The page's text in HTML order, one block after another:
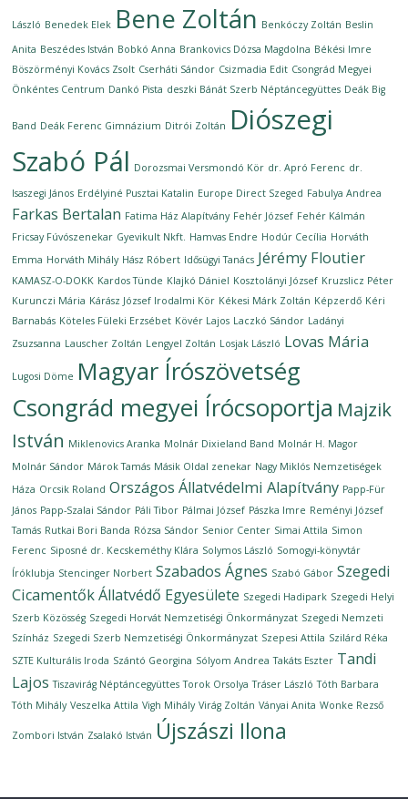
László Benedek Elek Bene Zoltán Benkóczy Zoltán Beslin
Anita Beszédes István Bobkó Anna Brankovics Dózsa Magdolna Békési Imre
Böszörményi Kovács Zsolt Cserháti Sándor Csizmadia Edit Csongrád Megyei
Önkéntes Centrum Dankó Pista deszki Bánát Szerb Néptáncegyüttes Deák Big
Band Deák Ferenc Gimnázium Ditrói Zoltán Diószegi
Szabó Pál Dorozsmai Versmondó Kör dr. Apró Ferenc dr.
Isaszegi János Erdélyiné Pusztai Katalin Europe Direct Szeged Fabulya Andrea
Farkas Bertalan Fatima Ház Alapítvány Fehér József Fehér Kálmán
Fricsay Fúvószenekar Gyevikult Nkft. Hamvas Endre Hodúr Cecília Horváth
Emma Horváth Mihály Hász Róbert Idősügyi Tanács Jérémy Floutier
KAMASZ-O-DOKK Kardos Tünde Klajkó Dániel Kosztolányi József Kruzslicz Péter
Kurunczi Mária Kárász József Irodalmi Kör Kékesi Márk Zoltán Képzerdő Kéri
Barnabás Köteles Füleki Erzsébet Kövér Lajos Laczkó Sándor Ladányi
Zsuzsanna Lauscher Zoltán Lengyel Zoltán Losjak László Lovas Mária
Lugosi Döme Magyar Írószövetség
Csongrád megyei Írócsoportja Majzik
István Miklenovics Aranka Molnár Dixieland Band Molnár H. Magor
Molnár Sándor Márok Tamás Másik Oldal zenekar Nagy Miklós Nemzetiségek
Háza Orcsik Roland Országos Állatvédelmi Alapítvány Papp-Für
János Papp-Szalai Sándor Páli Tibor Pálmai József Pászka Imre Reményi József
Tamás Rutkai Bori Banda Rózsa Sándor Senior Center Simai Attila Simon
Ferenc Siposné dr. Kecskeméthy Klára Solymos László Somogyi-könyvtár
Íróklubja Stencinger Norbert Szabados Ágnes Szabó Gábor Szegedi
Cicamentők Állatvédő Egyesülete Szegedi Hadipark Szegedi Helyi
Szerb Közösség Szegedi Horvát Nemzetiségi Önkormányzat Szegedi Nemzeti
Színház Szegedi Szerb Nemzetiségi Önkormányzat Szepesi Attila Szilárd Réka
SZTE Kulturális Iroda Szántó Georgina Sólyom Andrea Takáts Eszter Tandi
Lajos Tiszavirág Néptáncegyüttes Torok Orsolya Tráser László Tóth Barbara
Tóth Mihály Veszelka Attila Vigh Mihály Virág Zoltán Ványai Anita Wonke Rezső
Zombori István Zsalakó István Újszászi Ilona